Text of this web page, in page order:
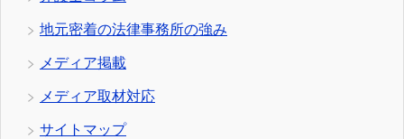
地元密着の法律事務所の強み
メディア掲載
メディア取材対応
サイトマップ